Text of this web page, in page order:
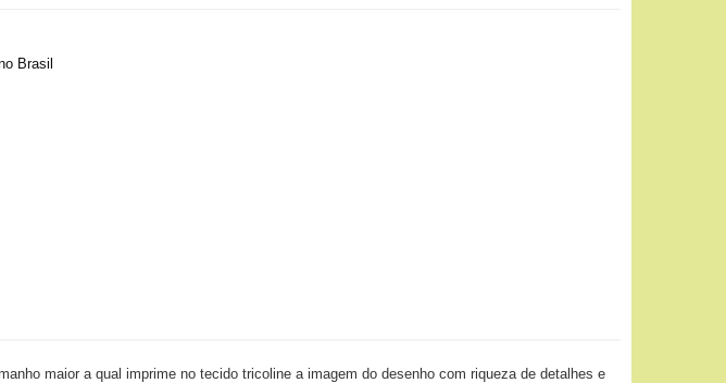
Brasil
maior a qual imprime no tecido tricoline a imagem do desenho com riqueza de detalhes e